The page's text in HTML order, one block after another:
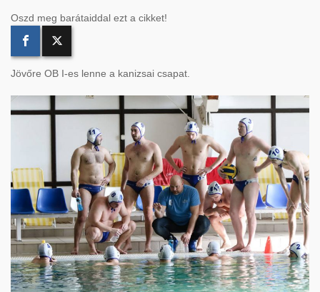
Oszd meg barátaiddal ezt a cikket!
Jövőre OB I-es lenne a kanizsai csapat.